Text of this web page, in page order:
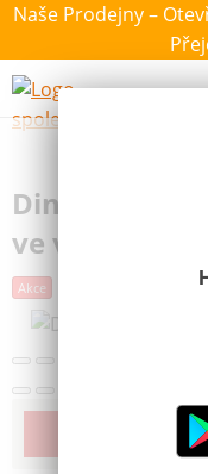
Naše Prodejny –
Dino
ve vodě 150
Akce Poslední
Produkt